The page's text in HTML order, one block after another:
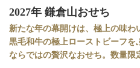
2027年 鎌倉山おせち
新たな年の幕開けは、極上の味わ
黒毛和牛の極上ローストビーフを
ならではの贅沢なおせち。数量限